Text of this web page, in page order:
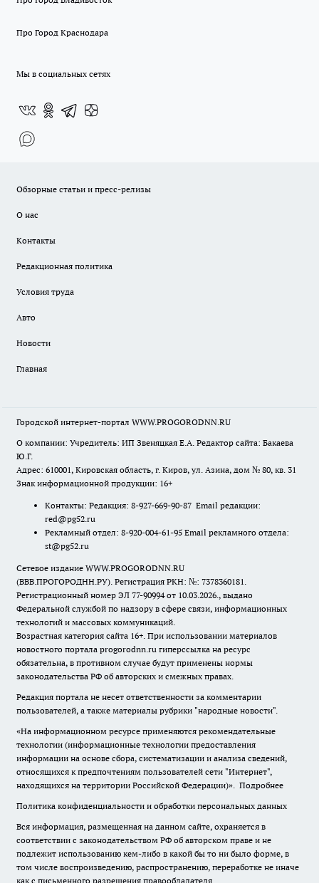
Про Город Краснодара
Мы в социальных сетях
Обзорные статьи и пресс-релизы
О нас
Контакты
Редакционная политика
Условия труда
Авто
Новости
Главная
Городской интернет-портал WWW.PROGORODNN.RU
О компании: Учредитель: ИП Звеняцкая Е.А. Редактор сайта: Бакаева
Ю.Г.
Адрес: 610001, Кировская область, г. Киров, ул. Азина, дом № 80, кв. 31
Знак информационной продукции: 16+
Контакты: Редакция: 8-927-669-90-87 Email редакции:
red@pg52.ru
Рекламный отдел: 8-920-004-61-95 Email рекламного отдела:
st@pg52.ru
Сетевое издание WWW.PROGORODNN.RU
(ВВВ.ПРОГОРОДНН.РУ). Регистрация РКН: №: 7378360181.
Регистрационный номер ЭЛ 77-90994 от 10.03.2026., выдано
Федеральной службой по надзору в сфере связи, информационных
технологий и массовых коммуникаций.
Возрастная категория сайта 16+. При использовании материалов
новостного портала progorodnn.ru гиперссылка на ресурс
обязательна, в противном случае будут применены нормы
законодательства РФ об авторских и смежных правах.
Редакция портала не несет ответственности за комментарии
пользователей, а также материалы рубрики "народные новости".
«На информационном ресурсе применяются рекомендательные
технологии (информационные технологии предоставления
информации на основе сбора, систематизации и анализа сведений,
относящихся к предпочтениям пользователей сети "Интернет",
находящихся на территории Российской Федерации)». Подробнее
Политика конфиденциальности и обработки персональных данных
Вся информация, размещенная на данном сайте, охраняется в
соответствии с законодательством РФ об авторском праве и не
подлежит использованию кем-либо в какой бы то ни было форме, в
том числе воспроизведению, распространению, переработке не иначе
как с письменного разрешения правообладателя.